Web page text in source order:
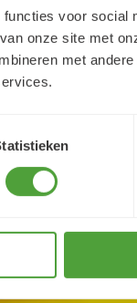
voor social
onze site met
met
opbergen
ontworpen en